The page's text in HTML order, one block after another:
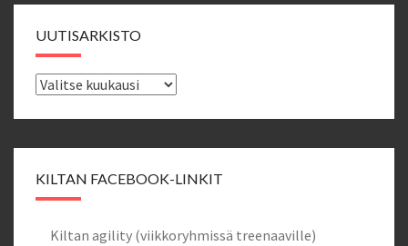
UUTISARKISTO
Uutisarkisto
KILTAN FACEBOOK-LINKIT
Kiltan agility (viikkoryhmissä treenaaville)